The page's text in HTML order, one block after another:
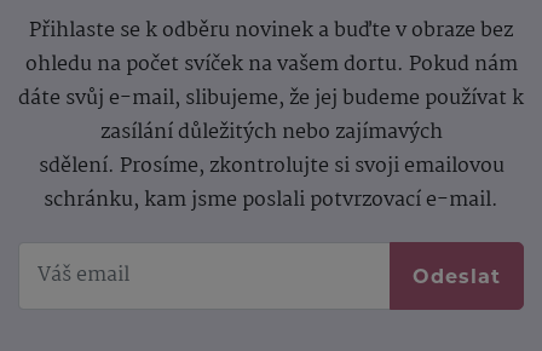
Přihlaste se k odběru novinek a buďte v obraze bez
ohledu na počet svíček na vašem dortu. Pokud nám
dáte svůj e-mail, slibujeme, že jej budeme používat k
zasílání důležitých nebo zajímavých
sdělení. Prosíme, zkontrolujte si svoji emailovou
schránku, kam jsme poslali potvrzovací e-mail.
Odeslat